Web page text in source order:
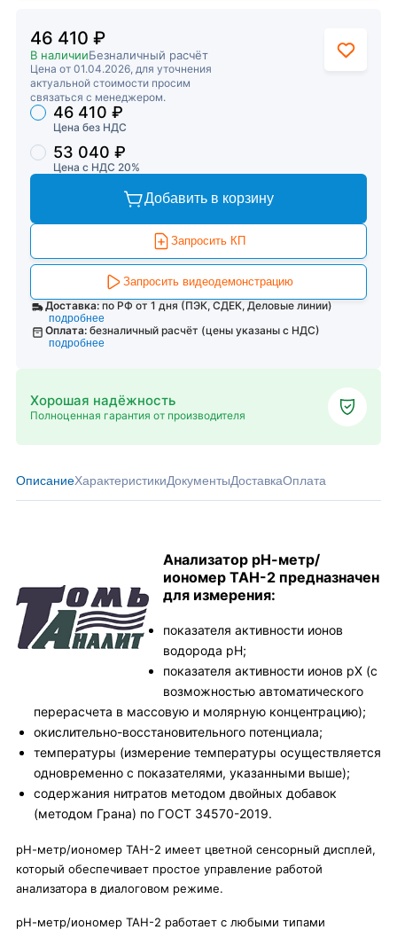
46 410 ₽
В наличииБезналичный расчёт
Цена от 01.04.2026, для уточнения
актуальной стоимости просим
связаться с менеджером.
Торговые предложения
Цена без НДС
46 410 ₽
Цена с НДС 20%
53 040 ₽
Добавить в корзину
Запросить КП
Запросить видеодемонстрацию
Доставка: по РФ от 1 дня (ПЭК, СДЕК, Деловые линии)
подробнее
Оплата: безналичный расчёт (цены указаны с НДС)
подробнее
Хорошая надёжность
Полноценная гарантия от производителя
ОписаниеХарактеристикиДокументыДоставкаОплата
Анализатор рН-метр/
иономер ТАН-2 предназначен
для измерения:
показателя активности ионов
водорода рН;
показателя активности ионов рХ (с
возможностью автоматического
перерасчета в массовую и молярную концентрацию);
окислительно-восстановительного потенциала;
температуры (измерение температуры осуществляется
одновременно с показателями, указанными выше);
содержания нитратов методом двойных добавок
(методом Грана) по ГОСТ 34570-2019.
рН-метр/иономер ТАН-2 имеет цветной сенсорный дисплей,
который обеспечивает простое управление работой
анализатора в диалоговом режиме.
рН-метр/иономер ТАН-2 работает с любыми типами